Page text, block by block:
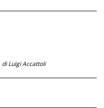
di Luigi Accattoli